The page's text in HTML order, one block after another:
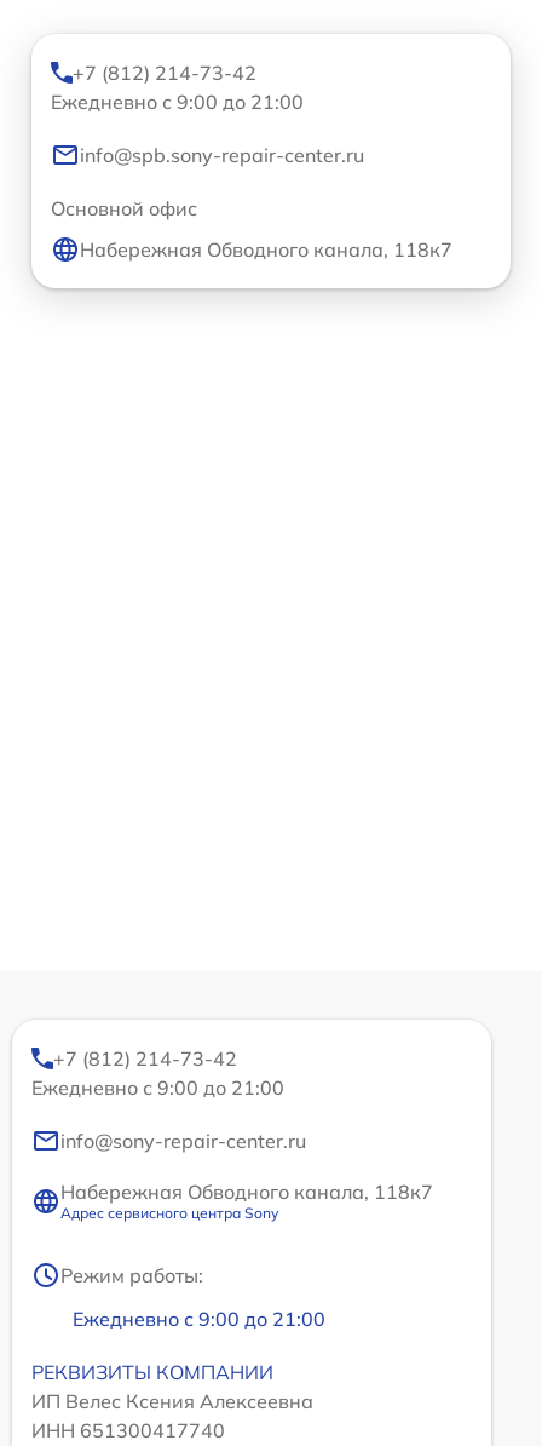
+7 (812) 214-73-42
Ежедневно с 9:00 до 21:00
info@spb.sony-repair-center.ru
Основной офис
Набережная Обводного канала, 118к7
+7 (812) 214-73-42
Ежедневно с 9:00 до 21:00
info@sony-repair-center.ru
Набережная Обводного канала, 118к7
Адрес сервисного центра Sony
Режим работы:
Ежедневно с 9:00 до 21:00
РЕКВИЗИТЫ КОМПАНИИ
ИП Велес Ксения Алексеевна
ИНН 651300417740